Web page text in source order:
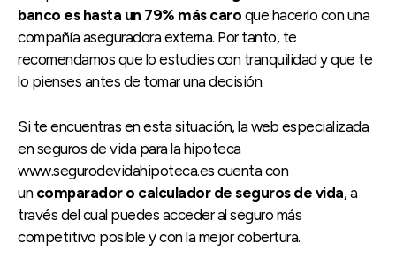
banco es hasta un 79% más caro que hacerlo con una
compañía aseguradora externa. Por tanto, te
recomendamos que lo estudies con tranquilidad y que te
lo pienses antes de tomar una decisión.
Si te encuentras en esta situación, la web especializada
en seguros de vida para la hipoteca
www.segurodevidahipoteca.es cuenta con
un comparador o calculador de seguros de vida, a
través del cual puedes acceder al seguro más
competitivo posible y con la mejor cobertura.